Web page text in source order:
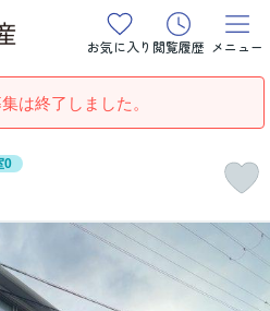
お気に入り 閲覧履歴 メニュー
は終了しました。
0